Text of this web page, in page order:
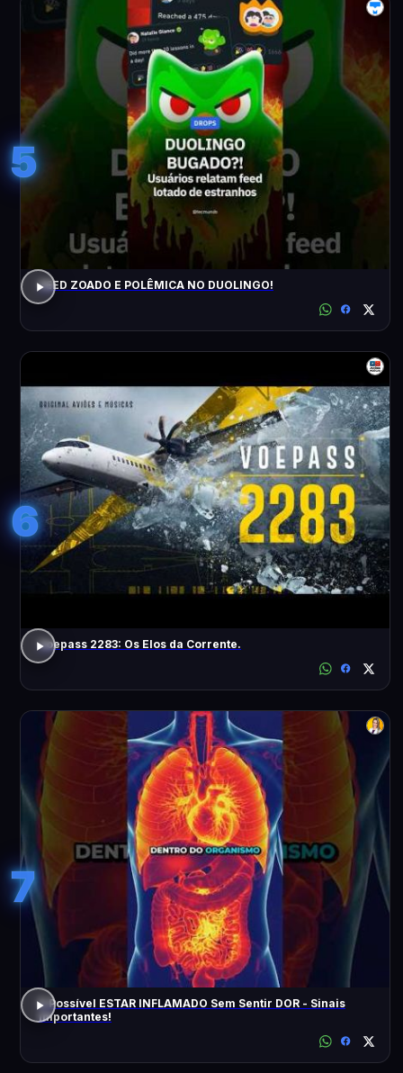
5
FEED ZOADO E POLÊMICA NO DUOLINGO!
6
Voepass 2283: Os Elos da Corrente.
7
É Possível ESTAR INFLAMADO Sem Sentir DOR - Sinais
Importantes!